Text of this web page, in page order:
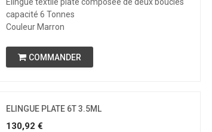
capacité 6 Tonnes
Couleur Marron
COMMANDER
ELINGUE PLATE 6T 3.5ML
130,92 €